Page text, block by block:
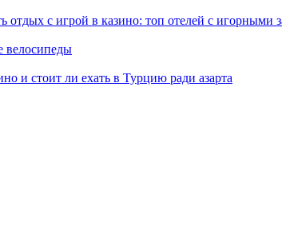
отдых с игрой в казино: топ отелей с игорными
велосипеды
и стоит ли ехать в Турцию ради азарта